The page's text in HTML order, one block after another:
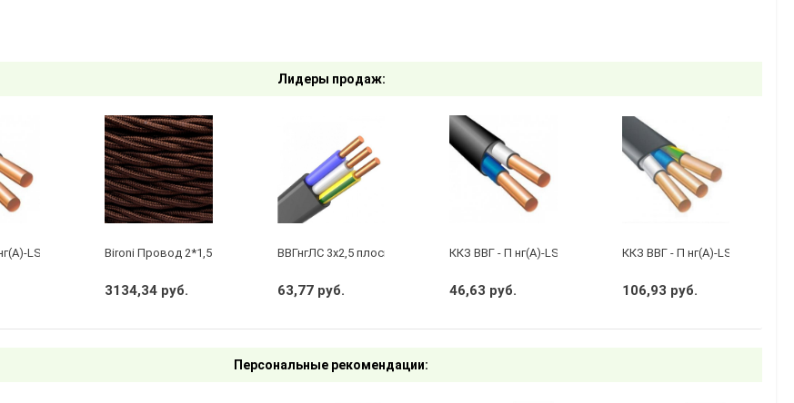
Лидеры продаж:
LS 2 х 2,5 ГОСТBironi Провод 2*1,5 Коричневый (глянец) (цена за бухту 50м)
3134,34 руб.
ВВГнгЛС 3x2,5 плоский черный
63,77 руб.
ККЗ ВВГ - П нг(А)-LS 2 х 1,5 ГОСТ
46,63 руб.
ККЗ ВВГ - П нг(А)-LS 3 х 2,5
106,93 руб.
Персональные рекомендации: